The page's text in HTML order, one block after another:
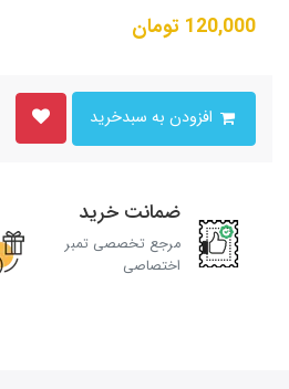
120,000 تومان
ضمانت خرید
مرجع تخصصی تمبر
اختصاصی